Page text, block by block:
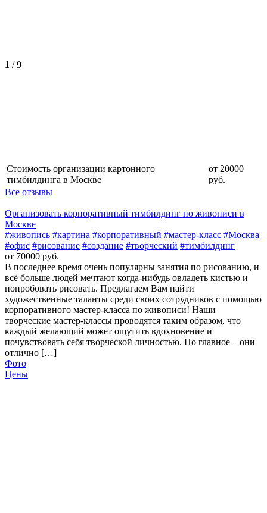
1 /9
Стоимость организации картонного
тимбилдинга в Москве
от 20000
руб.
Все отзывы
Организовать корпоративный тимбилдинг по живописи в
Москве
#живопись #картина #корпоративный #мастер-класс #Москва
#офис #рисование #создание #творческий #тимбилдинг
от 70000 руб.
В последнее время очень популярны занятия по рисованию, и
всё больше людей мечтают когда-нибудь овладеть кистью и
попробовать рисовать. Предлагаем Вам найти
художественные таланты среди своих сотрудников с помощью
корпоративного мастер-класса по живописи! Наши
творческие мастер-классы проводятся таким образом, что
каждый желающий может ощутить вдохновение и
почувствовать себя творческой личностью. Но главное – они
отлично […]
Фото
Цены